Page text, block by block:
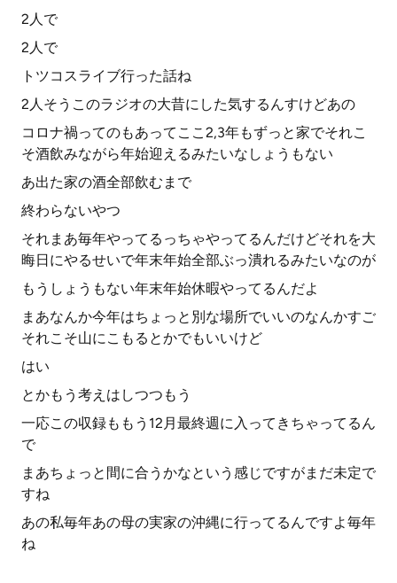
2人で
2人で
トツコスライブ行った話ね
2人そうこのラジオの大昔にした気するんすけどあの
コロナ禍ってのもあってここ2,3年もずっと家でそれこ
そ酒飲みながら年始迎えるみたいなしょうもない
あ出た家の酒全部飲むまで
終わらないやつ
それまあ毎年やってるっちゃやってるんだけどそれを大
晦日にやるせいで年末年始全部ぶっ潰れるみたいなのが
もうしょうもない年末年始休暇やってるんだよ
まあなんか今年はちょっと別な場所でいいのなんかすご
それこそ山にこもるとかでもいいけど
はい
とかもう考えはしつつもう
一応この収録ももう12月最終週に入ってきちゃってるん
で
まあちょっと間に合うかなという感じですがまだ未定で
すね
あの私毎年あの母の実家の沖縄に行ってるんですよ毎年
ね